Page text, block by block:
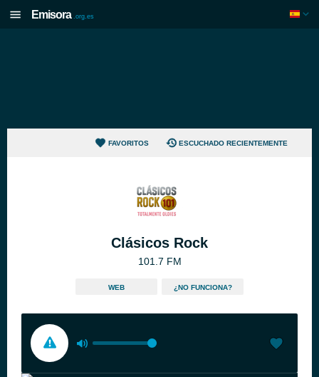
Emisora .org.es
FAVORITOS ESCUCHADO RECIENTEMENTE
Clásicos Rock
101.7 FM
WEB ¿NO FUNCIONA?